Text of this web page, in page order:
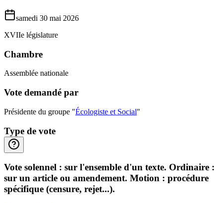
samedi 30 mai 2026
XVIIe législature
Chambre
Assemblée nationale
Vote demandé par
Présidente du groupe "Écologiste et Social"
Type de vote
Vote solennel : sur l'ensemble d'un texte. Ordinaire :
sur un article ou amendement. Motion : procédure
spécifique (censure, rejet...).